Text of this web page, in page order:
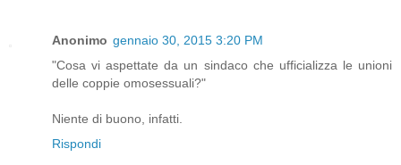
Anonimo gennaio 30, 2015 3:20 PM
"Cosa vi aspettate da un sindaco che ufficializza le unioni
delle coppie omosessuali?"
Niente di buono, infatti.
Rispondi